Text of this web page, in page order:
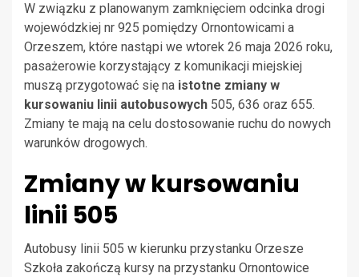
W związku z planowanym zamknięciem odcinka drogi
wojewódzkiej nr 925 pomiędzy Ornontowicami a
Orzeszem, które nastąpi we wtorek 26 maja 2026 roku,
pasażerowie korzystający z komunikacji miejskiej
muszą przygotować się na istotne zmiany w
kursowaniu linii autobusowych 505, 636 oraz 655.
Zmiany te mają na celu dostosowanie ruchu do nowych
warunków drogowych.
Zmiany w kursowaniu
linii 505
Autobusy linii 505 w kierunku przystanku Orzesze
Szkoła zakończą kursy na przystanku Ornontowice